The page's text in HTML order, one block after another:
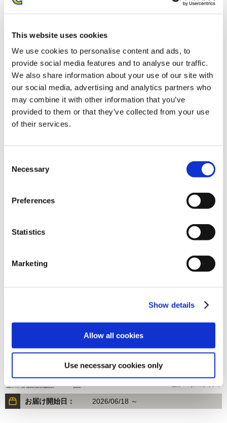
This website uses cookies
We use cookies to personalise content and ads, to
provide social media features and to analyse our traffic.
We also share information about your use of our site with
our social media, advertising and analytics partners who
may combine it with other information that you’ve
provided to them or that they’ve collected from your use
of their services.
Selection
Necessary
Preferences
Statistics
Marketing
Show details
Allow all cookies
Use necessary cookies only
1,680円(税込)
『モンスターハンターワイルズ』モリバー メガネトレー
モンスターハンター モンでふぉ ぬいぐるみ リオレウス
在庫：○ |192ポイント
モンスターハンター モンでふぉ ぬいぐるみ リオレイア
(税込)
在庫：○ |192ポイント
お届け開始日： 2026/06/18 ～